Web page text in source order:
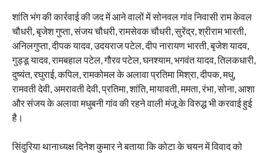
शांति भंग की कार्रवाई की जद में आने वालों में सोनवल गांव निवासी राम केवल
चौधरी, बृजेश गुप्ता, संजय चौधरी, रामसेवक चौधरी, सुरेंद्र, श्रीराम भारती,
अनिलगुप्ता, दीपक यादव, उदयराज पटेल, दीप नारायण भारती, बृजेश यादव,
गुड्डू यादव, रामबहाल पटेल, गौरव पटेल, घनश्याम, भगवंत यादव, तिलकधारी,
दुष्यंत, रघुराई, कपिल, रामकोमल के अलावा प्रतिमा मिश्रा, दीपक, मधु,
रामवती देवी, अमरावती देवी, प्रतिमा, शांति, मायावती, ममता, रंभा, सोना, आशा
और संजय के अलावा मधुबनी गांव की रहने वाली मंजू के विरुद्ध भी करवाई हुई
है।
सिंदुरिया थानाध्यक्ष दिनेश कुमार ने बताया कि कोटा के चयन में विवाद को